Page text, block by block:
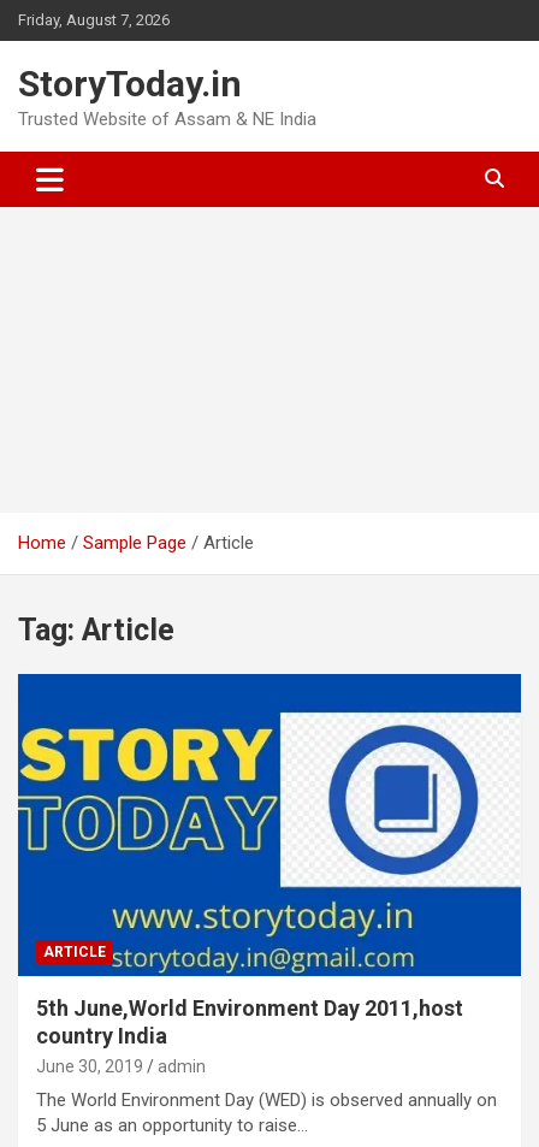
Skip
to
Friday, August 7, 2026
StoryToday.in
Trusted Website of Assam & NE India
Home Sample Page Article
Tag: Article
ARTICLE
5th June,World Environment Day 2011,host
country India
June 30, 2019 admin
The World Environment Day (WED) is observed annually on
5 June as an opportunity to raise…